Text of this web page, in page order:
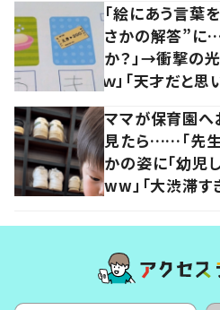
「絵にあう言葉
さかの解答”に…
か？」→衝撃の
ｗ」「天才だと思
ママが保育園
見たら……「先生
かの姿に「幼児
ww」「大渋滞す